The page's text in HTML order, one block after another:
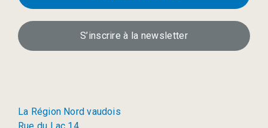
S’inscrire à la newsletter
La Région Nord vaudois